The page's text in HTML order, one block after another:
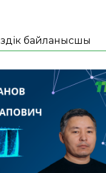
Үздік байланысшы